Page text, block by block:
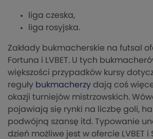
liga czeska,
liga rosyjska.
Zakłady bukmacherskie na futsal
Fortuna i LVBET. U tych
większości przypadków kursy
reguły bukmacherzy dają coś
okazji turniejów mistrzowskich.
pojawiają się rynki na liczbę goli,
podwójną szansę itd. Typowanie
dzień możliwe jest w ofercie LVBET i